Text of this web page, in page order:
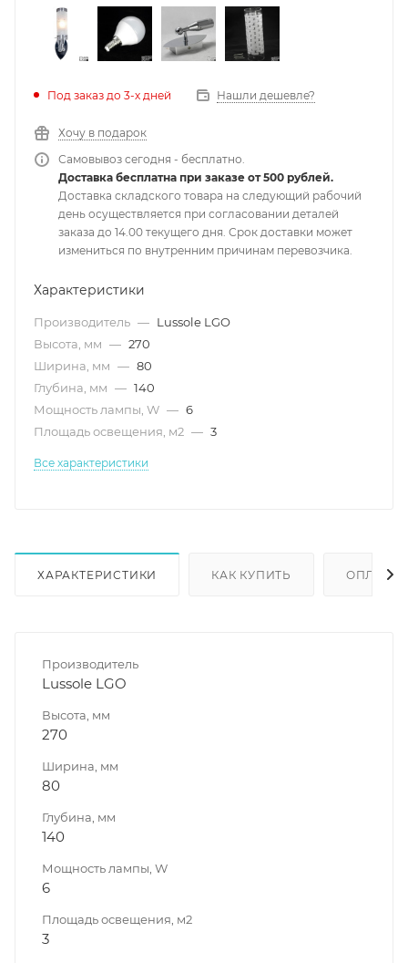
Под заказ до 3-х дней Нашли дешевле?
Хочу в подарок
Самовывоз сегодня - бесплатно.
Доставка бесплатна при заказе от 500 рублей.
Доставка складского товара на следующий рабочий
день осуществляется при согласовании деталей
заказа до 14.00 текущего дня. Срок доставки может
измениться по внутренним причинам перевозчика.
Характеристики
Производитель — Lussole LGO
Высота, мм — 270
Ширина, мм — 80
Глубина, мм — 140
Мощность лампы, W — 6
Площадь освещения, м2 — 3
Все характеристики
ХАРАКТЕРИСТИКИ КАК КУПИТЬ ОПЛАТА
Производитель
Lussole LGO
Высота, мм
270
Ширина, мм
80
Глубина, мм
140
Мощность лампы, W
6
Площадь освещения, м2
3